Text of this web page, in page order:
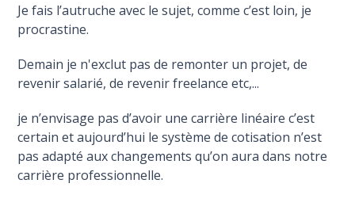
Je fais l’autruche avec le sujet, comme c’est loin, je
procrastine.
Demain je n'exclut pas de remonter un projet, de
revenir salarié, de revenir freelance etc,...
je n’envisage pas d’avoir une carrière linéaire c’est
certain et aujourd’hui le système de cotisation n’est
pas adapté aux changements qu’on aura dans notre
carrière professionnelle.